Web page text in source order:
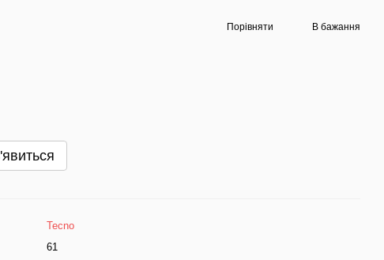
Порівняти В бажання
Tecno
61